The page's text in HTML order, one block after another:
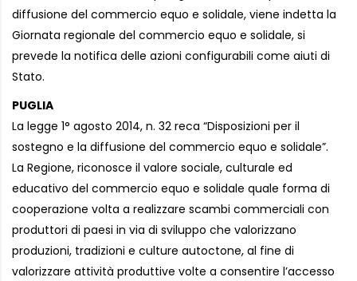
diffusione del commercio equo e solidale, viene indetta la
Giornata regionale del commercio equo e solidale, si
prevede la notifica delle azioni configurabili come aiuti di
Stato.
PUGLIA
La legge 1° agosto 2014, n. 32 reca “Disposizioni per il
sostegno e la diffusione del commercio equo e solidale”.
La Regione, riconosce il valore sociale, culturale ed
educativo del commercio equo e solidale quale forma di
cooperazione volta a realizzare scambi commerciali con
produttori di paesi in via di sviluppo che valorizzano
produzioni, tradizioni e culture autoctone, al fine di
valorizzare attività produttive volte a consentire l’accesso